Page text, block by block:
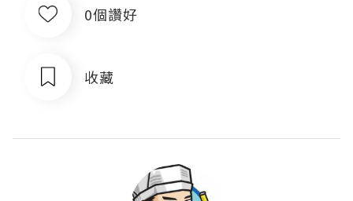
0個讚好
收藏